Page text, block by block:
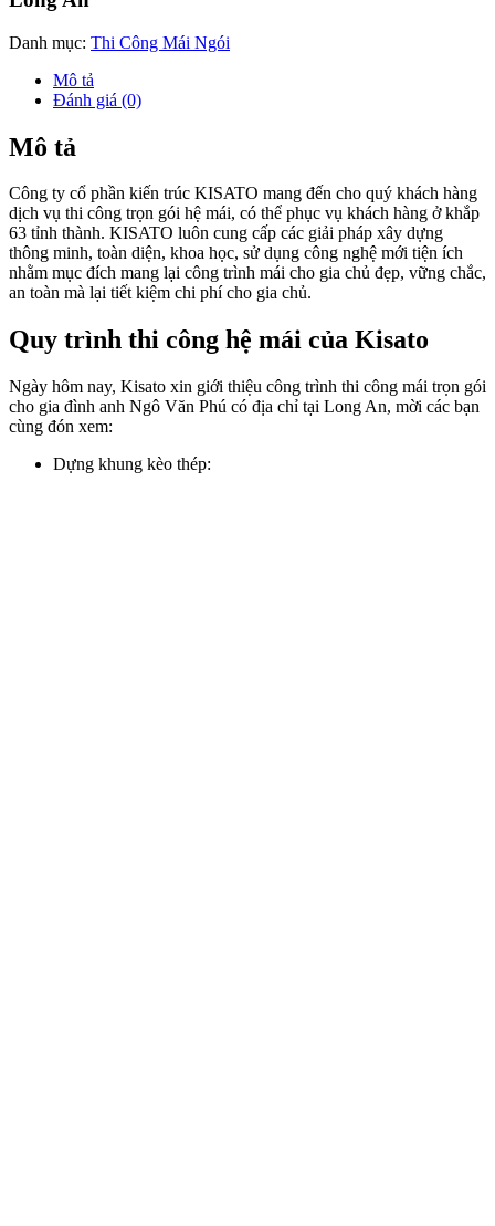
Danh mục: Thi Công Mái Ngói
Mô tả
Đánh giá (0)
Mô tả
Công ty cổ phần kiến trúc KISATO mang đến cho quý khách hàng
dịch vụ thi công trọn gói hệ mái, có thể phục vụ khách hàng ở khắp
63 tỉnh thành. KISATO luôn cung cấp các giải pháp xây dựng
thông minh, toàn diện, khoa học, sử dụng công nghệ mới tiện ích
nhằm mục đích mang lại công trình mái cho gia chủ đẹp, vững chắc,
an toàn mà lại tiết kiệm chi phí cho gia chủ.
Quy trình thi công hệ mái của Kisato
Ngày hôm nay, Kisato xin giới thiệu công trình thi công mái trọn gói
cho gia đình anh Ngô Văn Phú có địa chỉ tại Long An, mời các bạn
cùng đón xem:
Dựng khung kèo thép: